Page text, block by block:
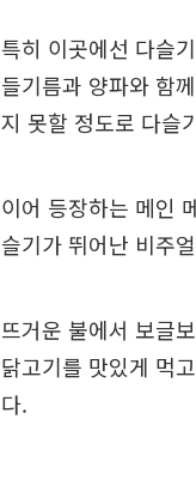
특히 이곳에선 다슬
들기름과 양파와 함
지 못할 정도로 다슬
이어 등장하는 메인
슬기가 뛰어난 비주
뜨거운 불에서 보글
닭고기를 맛있게 먹
다.